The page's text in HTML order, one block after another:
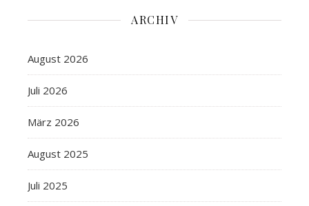
ARCHIV
August 2026
Juli 2026
März 2026
August 2025
Juli 2025